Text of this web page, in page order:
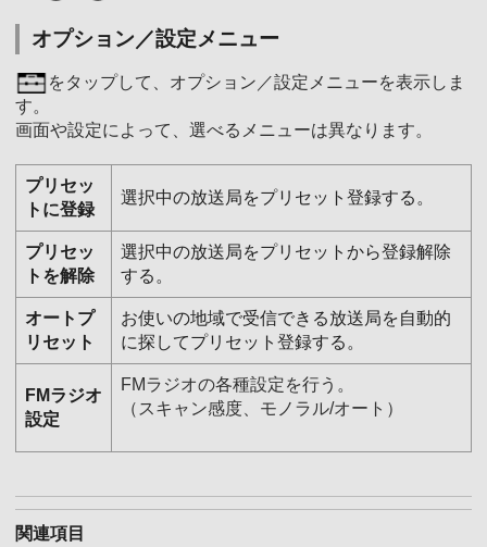
オプション／設定メニュー
をタップして、オプション／設定メニューを表示しま
す。
画面や設定によって、選べるメニューは異なります。
プリセッ
トに登録
選択中の放送局をプリセット登録する。
プリセッ
トを解除
選択中の放送局をプリセットから登録解除
する。
オートプ
リセット
お使いの地域で受信できる放送局を自動的
に探してプリセット登録する。
FMラジオ
設定
FMラジオの各種設定を行う。
（スキャン感度、モノラル/オート）
関連項目